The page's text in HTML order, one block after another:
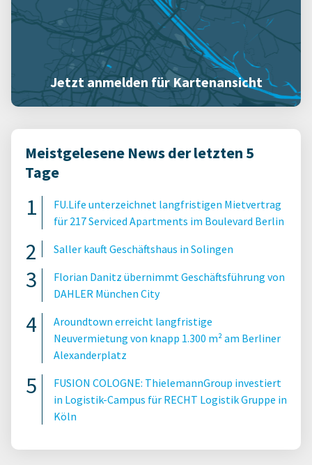
Jetzt anmelden für Kartenansicht
Meistgelesene News der letzten 5
Tage
FU.Life unterzeichnet langfristigen Mietvertrag
für 217 Serviced Apartments im Boulevard Berlin
Saller kauft Geschäftshaus in Solingen
Florian Danitz übernimmt Geschäftsführung von
DAHLER München City
Aroundtown erreicht langfristige
Neuvermietung von knapp 1.300 m² am Berliner
Alexanderplatz
FUSION COLOGNE: ThielemannGroup investiert
in Logistik-Campus für RECHT Logistik Gruppe in
Köln